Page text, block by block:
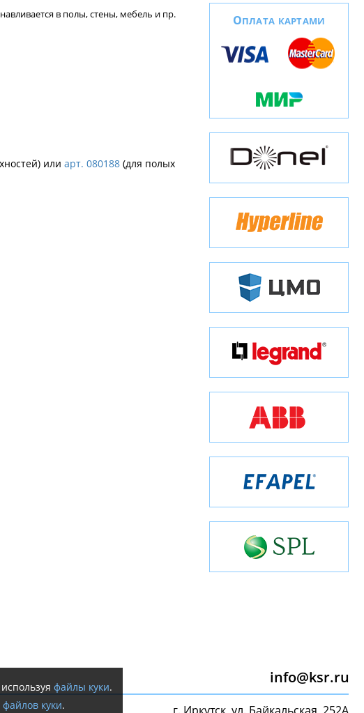
в полы, стены, мебель и пр.
или арт. 080188 (для полых
ОПЛАТА КАРТАМИ
info@ksr.ru
файлы куки.
файлов куки.